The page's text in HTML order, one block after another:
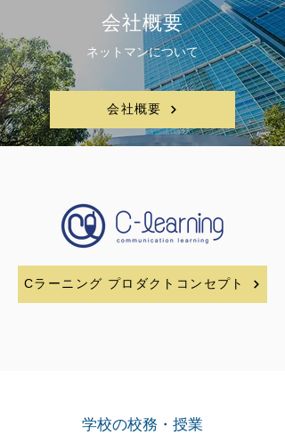
​会社概要
ネットマンについて
会社概要
Cラーニング プロダクトコンセプト
​学校の校務・授業